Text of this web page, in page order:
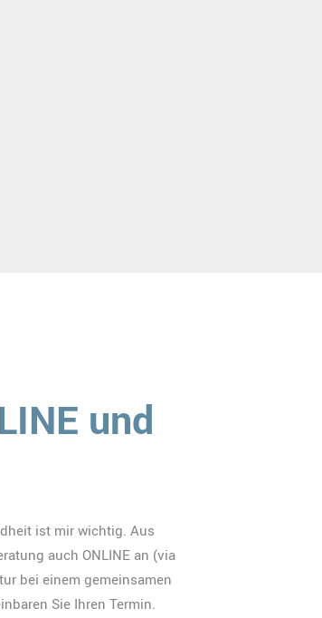
und
ist mir wichtig. Aus
auch ONLINE an (via
bei einem gemeinsamen
Sie Ihren Termin.